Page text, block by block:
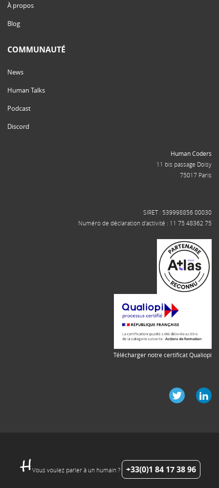
À propos
Blog
COMMUNAUTÉ
News
Human Talks
Podcast
Discord
Human Coders
11 bis passage Doisy
75017 Paris
SIRET : 539998856 00030
Numéro de déclaration d'activité : 11 75 48362 75
Télécharger notre certificat Qualiopi
Vous voulez parler à un humain ? +33(0)1 84 17 38 96